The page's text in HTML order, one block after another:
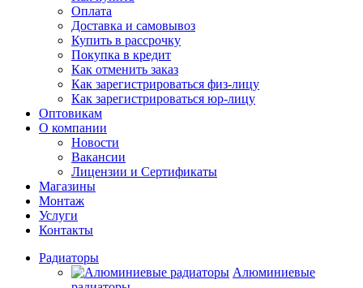
Оплата
Доставка и самовывоз
Купить в рассрочку
Покупка в кредит
Как отменить заказ
Как зарегистрироваться физ-лицу
Как зарегистрироваться юр-лицу
Оптовикам
О компании
Новости
Вакансии
Лицензии и Сертификаты
Магазины
Монтаж
Услуги
Контакты
Радиаторы
Алюминиевые